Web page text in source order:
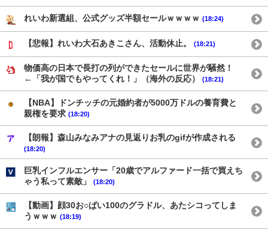
れいわ新選組、公式グッズ半額セールｗｗｗｗ (18:24)
【悲報】れいわ大石あきこさん、活動休止。 (18:21)
物価高の日本で長打の列ができたセールに世界が騒然！
←「我が国でもやってくれ！」（海外の反応）
(18:21)
【NBA】ドンチッチの元婚約者が5000万ドルの養育費と
親権を要求 (18:20)
【朗報】森山みなみアナの見返りお乳のgifが作成される
(18:20)
巨乳インフルエンサー「20歳でアルファード一括で買えち
ゃう私って素敵」
(18:20)
【動画】顔30お○ぱい100のグラドル、あたシコってしま
うｗｗｗ (18:19)